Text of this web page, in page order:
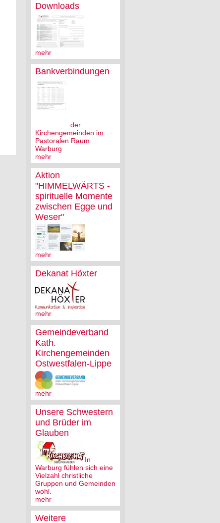
Downloads
mehr
Bankverbindungen
der
Kirchengemeinden im
Pastoralen Raum
Warburg
mehr
Aktion
"HIMMELWÄRTS -
spirituelle Momente
zwischen Egge und
Weser"
mehr
Dekanat Höxter
mehr
Gemeindeverband
Kath.
Kirchengemeinden
Ostwestfalen-Lippe
mehr
Unsere Schwestern
und Brüder im
Glauben
In
Warburg fühlen sich eine
Vielzahl christliche
Gruppen und Gemeinden
wohl.
mehr
Weitere